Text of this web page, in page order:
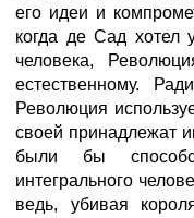
его идеи и
когда де Сад хотел
человека,
естественному.
Революция
своей принадлежат
были бы
интегрального
ведь, убивая